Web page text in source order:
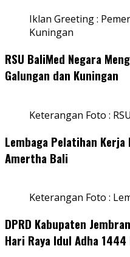
Iklan Greeting :
Kuningan
RSU BaliMed Negara
Galungan dan Kuningan
Keterangan Foto :
Lembaga Pelatihan Kerja
Amertha Bali
Keterangan Foto :
DPRD Kabupaten
Hari Raya Idul Adha 1444